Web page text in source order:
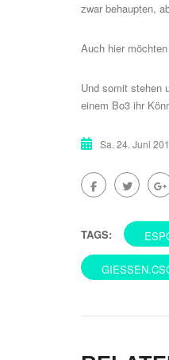
zwar behaupten,
Auch hier
Und somit stehen
einem Bo3 ihr
Sa. 24. Juni
TAGS: